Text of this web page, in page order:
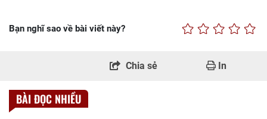
Bạn nghĩ sao về bài viết này?
Chia sẻ In
BÀI ĐỌC NHIỀU